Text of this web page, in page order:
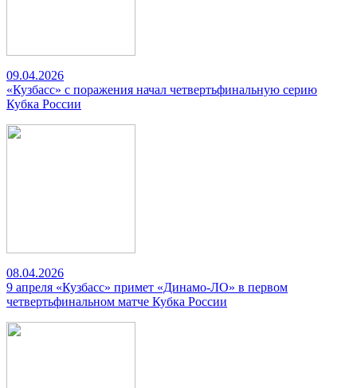
09.04.2026
«Кузбасс» с поражения начал четвертьфинальную серию
Кубка России
08.04.2026
9 апреля «Кузбасс» примет «Динамо-ЛО» в первом
четвертьфинальном матче Кубка России